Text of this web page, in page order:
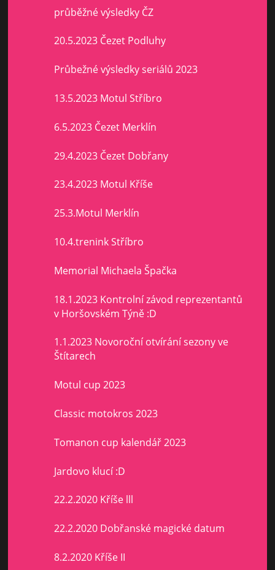
průběžné výsledky ČZ
20.5.2023 Čezet Podluhy
Průbežné výsledky seriálů 2023
13.5.2023 Motul Stříbro
6.5.2023 Čezet Merklín
29.4.2023 Čezet Dobřany
23.4.2023 Motul Kříše
25.3.Motul Merklín
10.4.trenink Stříbro
Memorial Michaela Špačka
18.1.2023 Kontrolní závod reprezentantů
v Horšovském Týně :D
1.1.2023 Novoroční otvírání sezony ve
Štítarech
Motul cup 2023
Classic motokros 2023
Tomanon cup kalendář 2023
Jardovo klucí :D
22.2.2020 Kříše lll
22.2.2020 Dobřanské magické datum
8.2.2020 Kříše II